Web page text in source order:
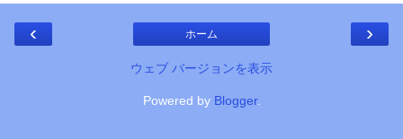
‹ ›
ホーム
ウェブ バージョンを表示
Powered by Blogger.